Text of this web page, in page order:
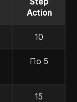
Action
10
По 5
15